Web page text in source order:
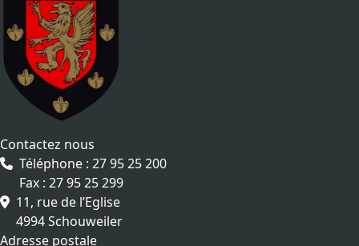
Contactez nous
Téléphone : 27 95 25 200
Fax : 27 95 25 299
11, rue de l’Eglise
4994 Schouweiler
Adresse postale